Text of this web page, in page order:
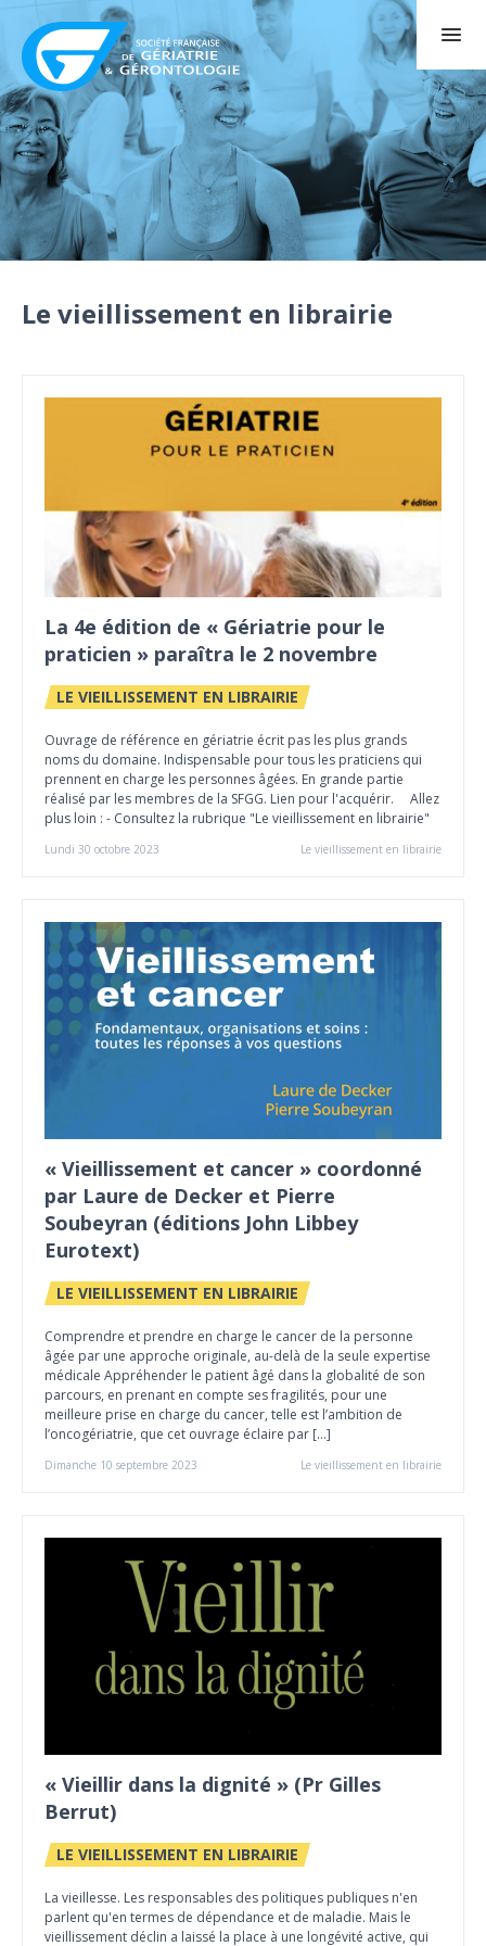
Le vieillissement en librairie
La 4e édition de « Gériatrie pour le
praticien » paraîtra le 2 novembre
LE VIEILLISSEMENT EN LIBRAIRIE
Ouvrage de référence en gériatrie écrit pas les plus grands
noms du domaine. Indispensable pour tous les praticiens qui
prennent en charge les personnes âgées. En grande partie
réalisé par les membres de la SFGG. Lien pour l'acquérir. Allez
plus loin : - Consultez la rubrique "Le vieillissement en librairie"
Lundi 30 octobre 2023 Le vieillissement en librairie
« Vieillissement et cancer » coordonné
par Laure de Decker et Pierre
Soubeyran (éditions John Libbey
Eurotext)
LE VIEILLISSEMENT EN LIBRAIRIE
Comprendre et prendre en charge le cancer de la personne
âgée par une approche originale, au-delà de la seule expertise
médicale Appréhender le patient âgé dans la globalité de son
parcours, en prenant en compte ses fragilités, pour une
meilleure prise en charge du cancer, telle est l’ambition de
l’oncogériatrie, que cet ouvrage éclaire par […]
Dimanche 10 septembre 2023 Le vieillissement en librairie
« Vieillir dans la dignité » (Pr Gilles
Berrut)
LE VIEILLISSEMENT EN LIBRAIRIE
La vieillesse. Les responsables des politiques publiques n'en
parlent qu'en termes de dépendance et de maladie. Mais le
vieillissement déclin a laissé la place à une longévité active, qui